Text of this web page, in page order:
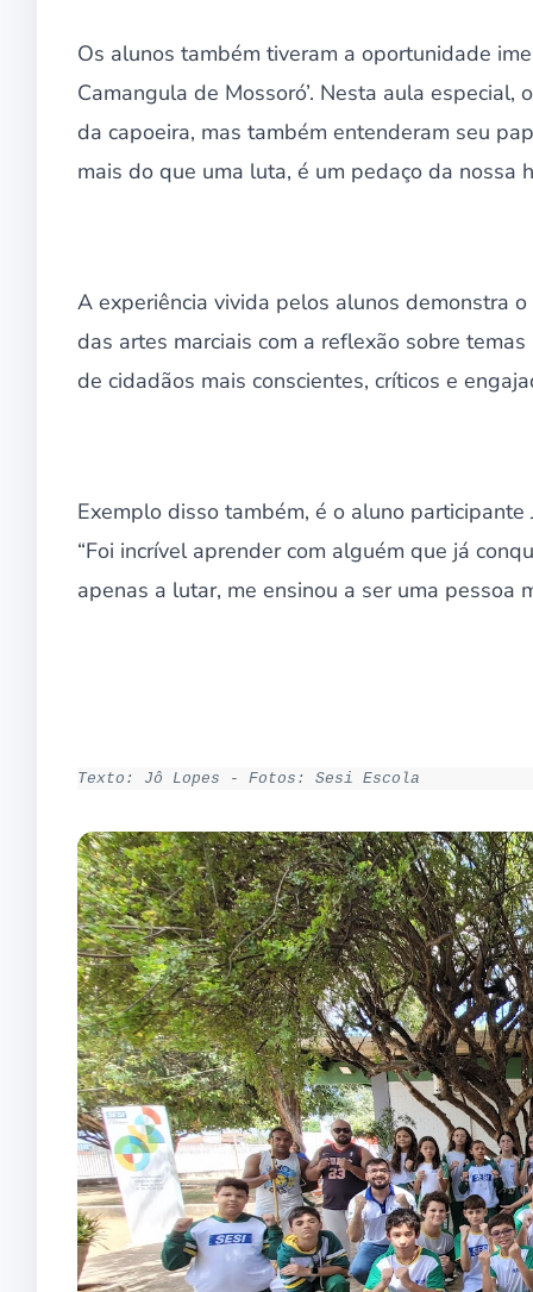
Os alunos também tiveram a oportunidade
Camangula de Mossoró’. Nesta aula
da capoeira, mas também entenderam seu
mais do que uma luta, é um pedaço da nossa
A experiência vivida pelos alunos demonstra
das artes marciais com a reflexão sobre
de cidadãos mais conscientes, críticos e
Exemplo disso também, é o aluno
“Foi incrível aprender com alguém que já
apenas a lutar, me ensinou a ser uma pessoa
Texto: Jô Lopes - Fotos: Sesi Escola